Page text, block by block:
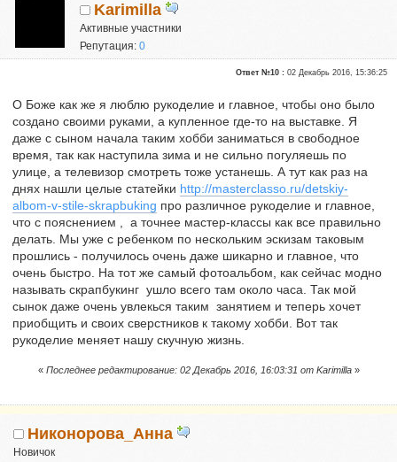
Karimilla
Активные участники
Репутация:0
Ответ №10 :02 Декабрь 2016, 15:36:25
О Боже как же я люблю рукоделие и главное, чтобы оно было
создано своими руками, а купленное где-то на выставке. Я
даже с сыном начала таким хобби заниматься в свободное
время, так как наступила зима и не сильно погуляешь по
улице, а телевизор смотреть тоже устанешь. А тут как раз на
днях нашли целые статейки http://masterclasso.ru/detskiy-
albom-v-stile-skrapbuking про различное рукоделие и главное,
что с пояснением , а точнее мастер-классы как все правильно
делать. Мы уже с ребенком по нескольким эскизам таковым
прошлись - получилось очень даже шикарно и главное, что
очень быстро. На тот же самый фотоальбом, как сейчас модно
называть скрапбукинг ушло всего там около часа. Так мой
сынок даже очень увлекься таким занятием и теперь хочет
приобщить и своих сверстников к такому хобби. Вот так
рукоделие меняет нашу скучную жизнь.
« Последнее редактирование: 02 Декабрь 2016, 16:03:31 от Karimilla»
Никонорова_Анна
Новичок